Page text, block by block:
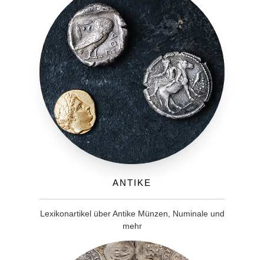
Antike
Lexikonartikel über Antike Münzen, Numinale und
mehr